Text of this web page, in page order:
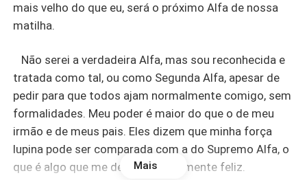
mais velho do que eu, será o próximo Alfa de nossa
matilha.
Não serei a verdadeira Alfa, mas sou reconhecida e
tratada como tal, ou como Segunda Alfa, apesar de
pedir para que todos ajam normalmente comigo, sem
formalidades. Meu poder é maior do que o de meu
irmão e de meus pais. Eles dizem que minha força
lupina pode ser comparada com a do Supremo Alfa, o
que é algo que me deixa extremamente feliz.
Mais